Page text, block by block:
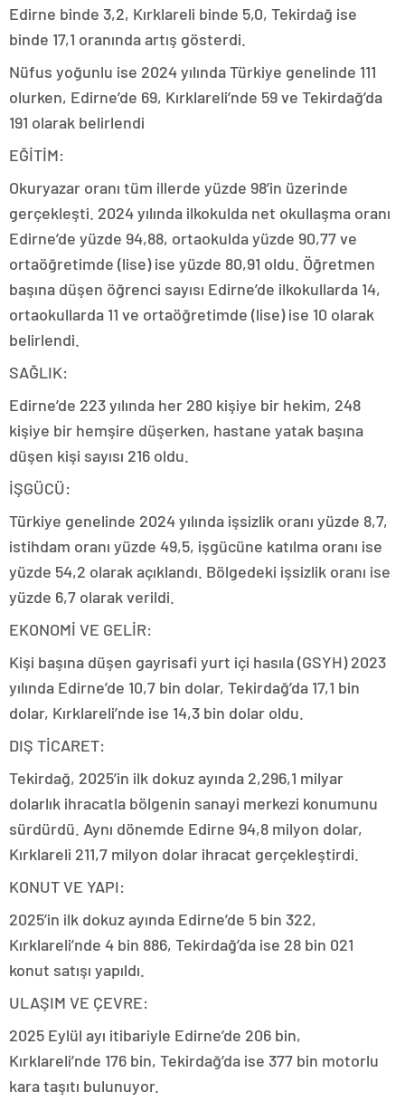
Edirne binde 3,2, Kırklareli binde 5,0, Tekirdağ ise
binde 17,1 oranında artış gösterdi.
Nüfus yoğunlu ise 2024 yılında Türkiye genelinde 111
olurken, Edirne’de 69, Kırklareli’nde 59 ve Tekirdağ’da
191 olarak belirlendi
EĞİTİM:
Okuryazar oranı tüm illerde yüzde 98’in üzerinde
gerçekleşti. 2024 yılında ilkokulda net okullaşma oranı
Edirne’de yüzde 94,88, ortaokulda yüzde 90,77 ve
ortaöğretimde (lise) ise yüzde 80,91 oldu. Öğretmen
başına düşen öğrenci sayısı Edirne’de ilkokullarda 14,
ortaokullarda 11 ve ortaöğretimde (lise) ise 10 olarak
belirlendi.
SAĞLIK:
Edirne’de 223 yılında her 280 kişiye bir hekim, 248
kişiye bir hemşire düşerken, hastane yatak başına
düşen kişi sayısı 216 oldu.
İŞGÜCÜ:
Türkiye genelinde 2024 yılında işsizlik oranı yüzde 8,7,
istihdam oranı yüzde 49,5, işgücüne katılma oranı ise
yüzde 54,2 olarak açıklandı. Bölgedeki işsizlik oranı ise
yüzde 6,7 olarak verildi.
EKONOMİ VE GELİR:
Kişi başına düşen gayrisafi yurt içi hasıla (GSYH) 2023
yılında Edirne’de 10,7 bin dolar, Tekirdağ’da 17,1 bin
dolar, Kırklareli’nde ise 14,3 bin dolar oldu.
DIŞ TİCARET:
Tekirdağ, 2025’in ilk dokuz ayında 2,296,1 milyar
dolarlık ihracatla bölgenin sanayi merkezi konumunu
sürdürdü. Aynı dönemde Edirne 94,8 milyon dolar,
Kırklareli 211,7 milyon dolar ihracat gerçekleştirdi.
KONUT VE YAPI:
2025’in ilk dokuz ayında Edirne’de 5 bin 322,
Kırklareli’nde 4 bin 886, Tekirdağ’da ise 28 bin 021
konut satışı yapıldı.
ULAŞIM VE ÇEVRE:
2025 Eylül ayı itibariyle Edirne’de 206 bin,
Kırklareli’nde 176 bin, Tekirdağ’da ise 377 bin motorlu
kara taşıtı bulunuyor.